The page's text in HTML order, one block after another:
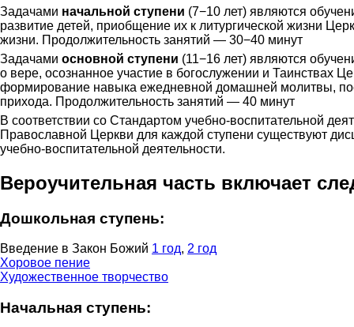
Задачами начальной ступени (7−10 лет) являются
развитие детей, приобщение их к литургической жизни
жизни. Продолжительность занятий — 30−40 минут
Задачами основной ступени (11−16 лет) являются
o вере, осознанное участие в богослужении и Таинствах
формирование навыка ежедневной домашней молитвы,
прихода. Продолжительность занятий — 40 минут
В соответствии со Стандартом учебно-воспитательной
Православной Церкви для каждой ступени существуют
учебно-воспитательной деятельности.
Вероучительная часть включает
Дошкольная ступень:
Введение в Закон Божий 1 год, 2 год
Хоровое пение
Художественное творчество
Начальная ступень: